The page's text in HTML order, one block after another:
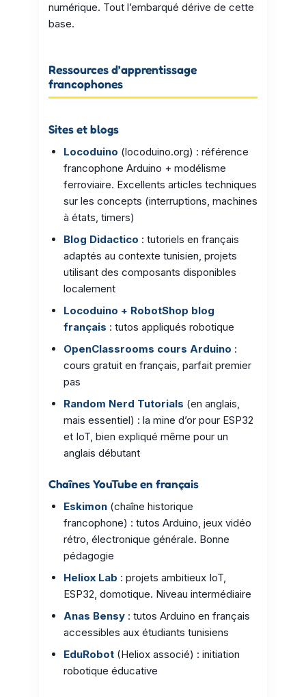
numérique. Tout l’embarqué dérive de cette
base.
Ressources d’apprentissage
francophones
Sites et blogs
Locoduino (locoduino.org) : référence
francophone Arduino + modélisme
ferroviaire. Excellents articles techniques
sur les concepts (interruptions, machines
à états, timers)
Blog Didactico : tutoriels en français
adaptés au contexte tunisien, projets
utilisant des composants disponibles
localement
Locoduino + RobotShop blog
français : tutos appliqués robotique
OpenClassrooms cours Arduino :
cours gratuit en français, parfait premier
pas
Random Nerd Tutorials (en anglais,
mais essentiel) : la mine d’or pour ESP32
et IoT, bien expliqué même pour un
anglais débutant
Chaînes YouTube en français
Eskimon (chaîne historique
francophone) : tutos Arduino, jeux vidéo
rétro, électronique générale. Bonne
pédagogie
Heliox Lab : projets ambitieux IoT,
ESP32, domotique. Niveau intermédiaire
Anas Bensy : tutos Arduino en français
accessibles aux étudiants tunisiens
EduRobot (Heliox associé) : initiation
robotique éducative